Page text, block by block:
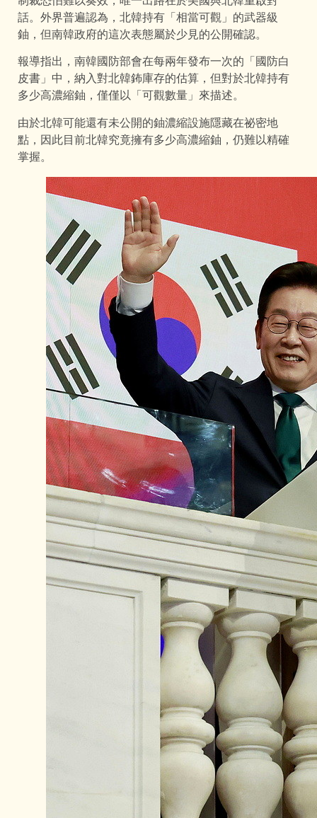
話。外界普遍認為，北韓持有「相當可觀」的武器級
鈾，但南韓政府的這次表態屬於少見的公開確認。
報導指出，南韓國防部會在每兩年發布一次的「國防白
皮書」中，納入對北韓鈽庫存的估算，但對於北韓持有
多少高濃縮鈾，僅僅以「可觀數量」來描述。
由於北韓可能還有未公開的鈾濃縮設施隱藏在祕密地
點，因此目前北韓究竟擁有多少高濃縮鈾，仍難以精確
掌握。